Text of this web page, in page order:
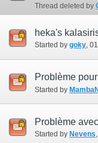
Thread deleted by
heka's
Started by goky‎,
Problème
Started by
Problème
Started by Nevens